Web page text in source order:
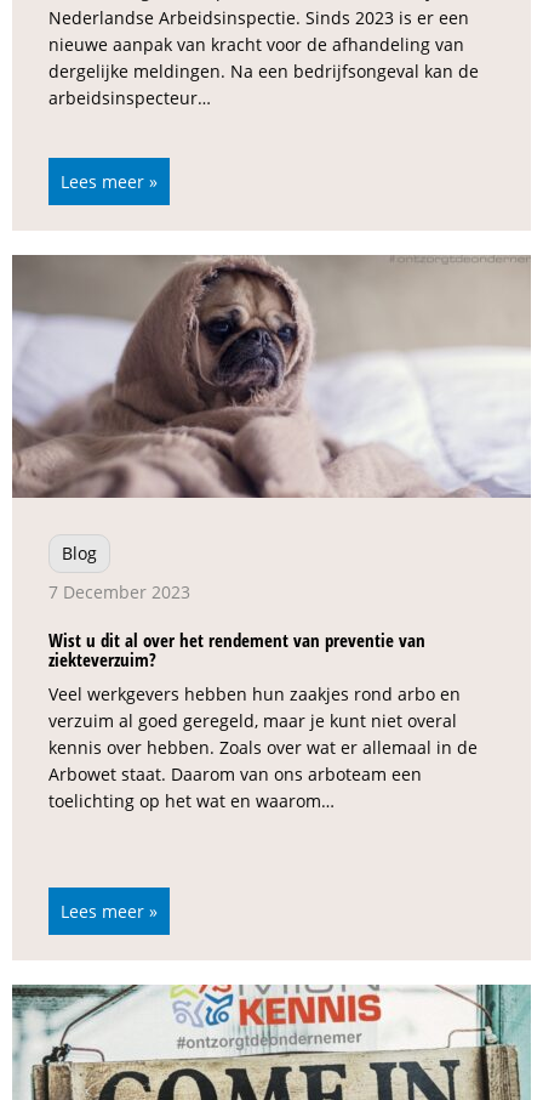
Nederlandse Arbeidsinspectie. Sinds 2023 is er een
nieuwe aanpak van kracht voor de afhandeling van
dergelijke meldingen. Na een bedrijfsongeval kan de
arbeidsinspecteur…
Lees meer »
Blog
7 December 2023
Wist u dit al over het rendement van preventie van
ziekteverzuim?
Veel werkgevers hebben hun zaakjes rond arbo en
verzuim al goed geregeld, maar je kunt niet overal
kennis over hebben. Zoals over wat er allemaal in de
Arbowet staat. Daarom van ons arboteam een
toelichting op het wat en waarom…
Lees meer »